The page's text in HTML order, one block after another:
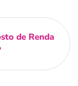
de Renda